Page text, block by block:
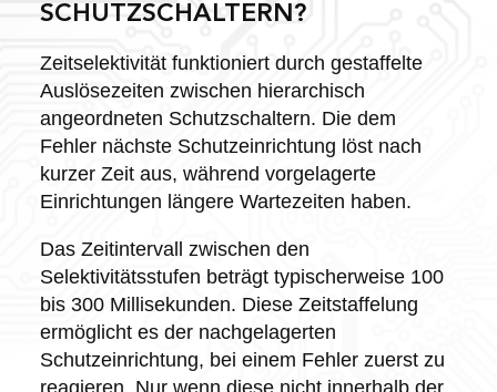
SCHUTZSCHALTERN?
Zeitselektivität funktioniert durch gestaffelte
Auslösezeiten zwischen hierarchisch
angeordneten Schutzschaltern. Die dem
Fehler nächste Schutzeinrichtung löst nach
kurzer Zeit aus, während vorgelagerte
Einrichtungen längere Wartezeiten haben.
Das Zeitintervall zwischen den
Selektivitätsstufen beträgt typischerweise 100
bis 300 Millisekunden. Diese Zeitstaffelung
ermöglicht es der nachgelagerten
Schutzeinrichtung, bei einem Fehler zuerst zu
reagieren. Nur wenn diese nicht innerhalb der